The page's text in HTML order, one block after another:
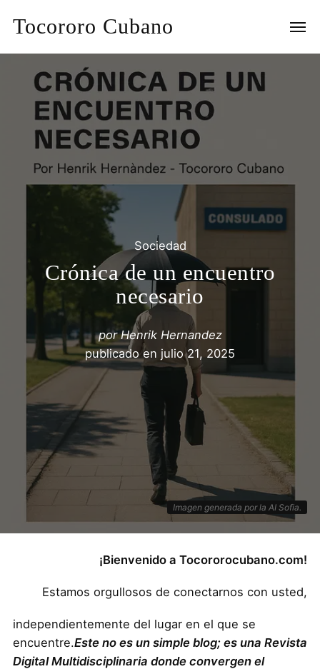
Tocororo Cubano
Sociedad
Crónica de un encuentro
necesario
porHenrik Hernandez
publicado en julio 21, 2025
Imagen generada por la AI Sofia.
¡Bienvenido a Tocororocubano.com!
Estamos orgullosos de conectarnos con usted,
independientemente del lugar en el que se
encuentre.Este no es un simple blog; es una Revista
Digital Multidisciplinaria donde convergen el